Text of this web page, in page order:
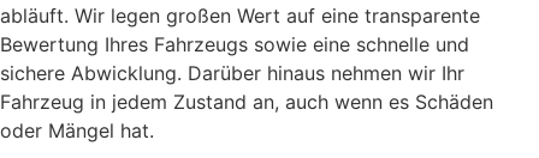
abläuft. Wir legen großen Wert auf eine transparente
Bewertung Ihres Fahrzeugs sowie eine schnelle und
sichere Abwicklung. Darüber hinaus nehmen wir Ihr
Fahrzeug in jedem Zustand an, auch wenn es Schäden
oder Mängel hat.